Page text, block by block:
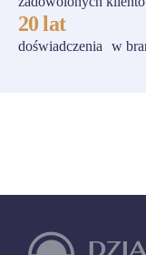
20 lat
doświadczenia w